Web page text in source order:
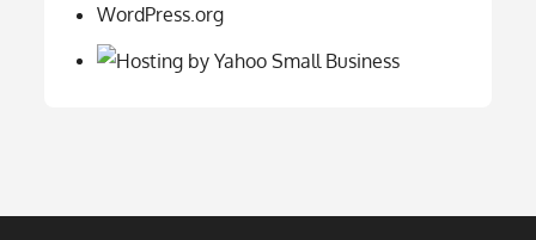
WordPress.org